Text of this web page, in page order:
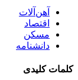
آهن‌آلات
اقتصاد
مسکن
دانشنامه
کلمات کلیدی